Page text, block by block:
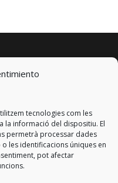
tecnologies com les
la informació del dispositiu. El
permetrà processar dades
les identificacions úniques en
pot afectar
226